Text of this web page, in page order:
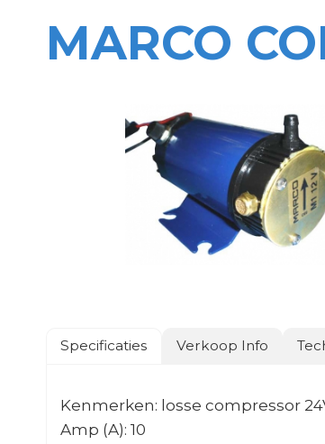
MARCO
Specificaties Verkoop Info
Kenmerken: losse compressor
Amp (A): 10